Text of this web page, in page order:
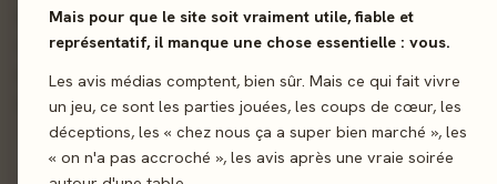
Mais pour que le site soit vraiment utile, fiable et
représentatif, il manque une chose essentielle : vous.
Les avis médias comptent, bien sûr. Mais ce qui fait vivre
un jeu, ce sont les parties jouées, les coups de cœur, les
déceptions, les « chez nous ça a super bien marché », les
« on n'a pas accroché », les avis après une vraie soirée
et des systèmes d'étoiles lointaines. Dirigez et améliorez
vaisseau, menez des recherches, fabriquer de l’équipement
en tentant de résoudre le mystère antédiluvien de la carte
stellaire ancrée dans notre ADN.
Coop’ Exploration